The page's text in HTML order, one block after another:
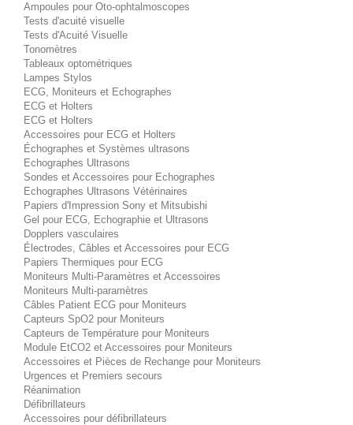
Ampoules pour Oto-ophtalmoscopes
Tests d'acuité visuelle
Tests d'Acuité Visuelle
Tonomètres
Tableaux optométriques
Lampes Stylos
ECG, Moniteurs et Echographes
ECG et Holters
ECG et Holters
Accessoires pour ECG et Holters
Échographes et Systèmes ultrasons
Echographes Ultrasons
Sondes et Accessoires pour Echographes
Echographes Ultrasons Vétérinaires
Papiers d'Impression Sony et Mitsubishi
Gel pour ECG, Echographie et Ultrasons
Dopplers vasculaires
Électrodes, Câbles et Accessoires pour ECG
Papiers Thermiques pour ECG
Moniteurs Multi-Paramètres et Accessoires
Moniteurs Multi-paramètres
Câbles Patient ECG pour Moniteurs
Capteurs SpO2 pour Moniteurs
Capteurs de Température pour Moniteurs
Module EtCO2 et Accessoires pour Moniteurs
Accessoires et Pièces de Rechange pour Moniteurs
Urgences et Premiers secours
Réanimation
Défibrillateurs
Accessoires pour défibrillateurs